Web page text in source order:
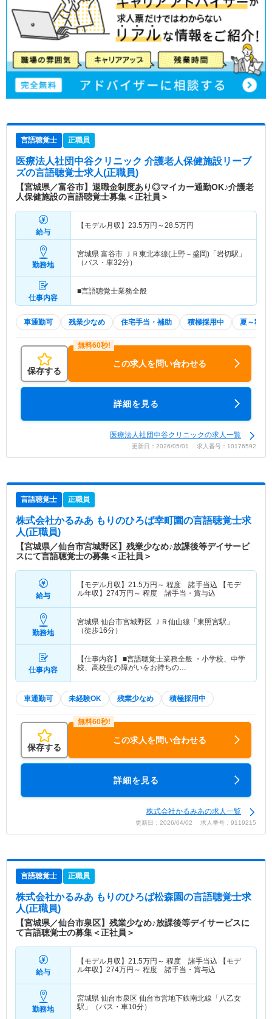
言語聴覚士 正職員
医療法人社団中谷クリニック 介護老人保健施設リーブ
ズの言語聴覚士求人(正職員)
【宮城県／富谷市】退職金制度あり◎マイカー通勤OK♪介護老
人保健施設の言語聴覚士募集＜正社員＞
給与
【モデル月収】 23.5万円～28.5万円
勤務地
宮城県 富谷市 ＪＲ東北本線(上野－盛岡)「岩切駅」
（バス・車32分）
仕事内容
■言語聴覚士業務全般
車通勤可 残業少なめ 住宅手当・補助 積極採用中 夏～秋入
保存する
この求人を問い合わせる
詳細を見る
医療法人社団中谷クリニックの求人一覧
更新日：2026/05/01 求人番号：10176592
言語聴覚士 正職員
株式会社かるみあ もりのひろば幸町園の言語聴覚士求
人(正職員)
【宮城県／仙台市宮城野区】残業少なめ♪放課後等デイサービ
スにて言語聴覚士の募集＜正社員＞
給与
【モデル月収】 21.5万円～ 程度 諸手当込 【モデ
ル年収】 274万円～ 程度 諸手当・賞与込
勤務地
宮城県 仙台市宮城野区 ＪＲ仙山線「東照宮駅」
（徒歩16分）
仕事内容
【仕事内容】 ■言語聴覚士業務全般 ・小学校、中学
校、高校生の障がいをお持ちの…
車通勤可 未経験OK 残業少なめ 積極採用中
保存する
この求人を問い合わせる
詳細を見る
株式会社かるみあの求人一覧
更新日：2026/04/02 求人番号：9119215
言語聴覚士 正職員
株式会社かるみあ もりのひろば松森園の言語聴覚士求
人(正職員)
【宮城県／仙台市泉区】残業少なめ♪放課後等デイサービスに
て言語聴覚士の募集＜正社員＞
給与
【モデル月収】 21.5万円～ 程度 諸手当込 【モデ
ル年収】 274万円～ 程度 諸手当・賞与込
勤務地
宮城県 仙台市泉区 仙台市営地下鉄南北線「八乙女
駅」（バス・車10分）